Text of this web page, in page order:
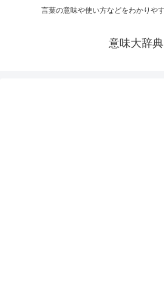
言葉の意味や使い方などをわかりや
意味大辞典